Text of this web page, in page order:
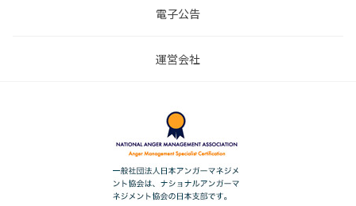
電子公告
運営会社